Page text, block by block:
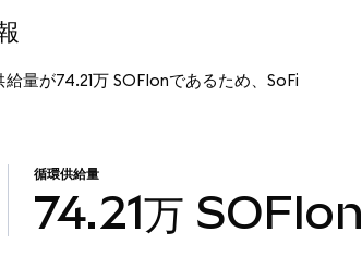
量が74.21万 SOFIonであるため、SoFi
循環供給量
74.21万 SOFIon